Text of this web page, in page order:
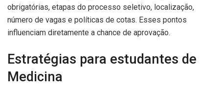
obrigatórias, etapas do processo seletivo, localização,
número de vagas e políticas de cotas. Esses pontos
influenciam diretamente a chance de aprovação.
Estratégias para estudantes de
Medicina